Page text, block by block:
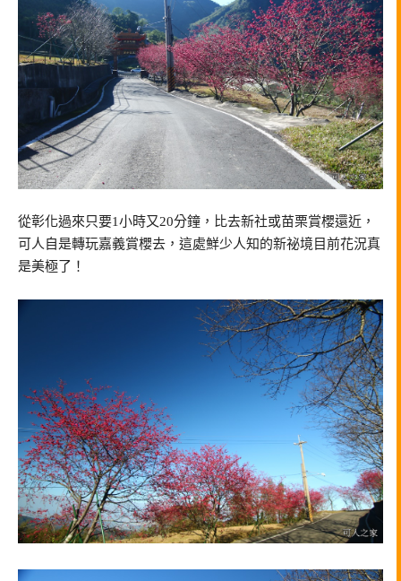
從彰化過來只要1小時又20分鐘，比去新社或苗栗賞櫻還近，
可人自是轉玩嘉義賞櫻去，這處鮮少人知的新祕境目前花況真
是美極了！